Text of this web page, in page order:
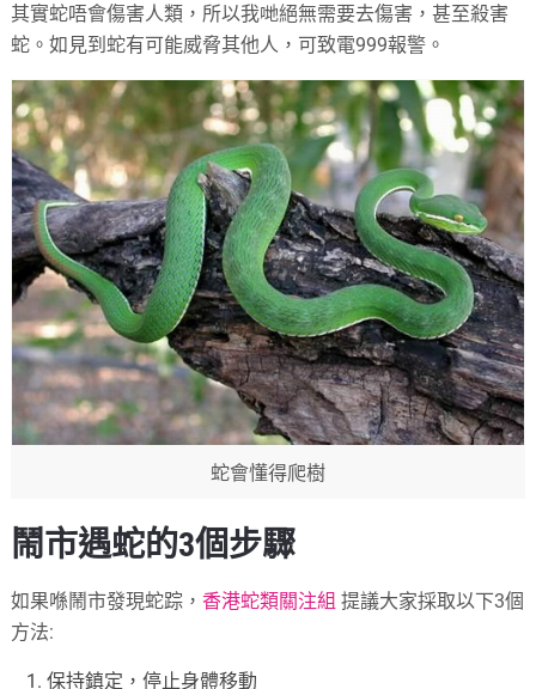
其實蛇唔會傷害人類，所以我哋絕無需要去傷害，甚至殺害
蛇。如見到蛇有可能威脅其他人，可致電999報警。
蛇會懂得爬樹
鬧市遇蛇的3個步驟
如果喺鬧市發現蛇踪，香港蛇類關注組 提議大家採取以下3個
方法:
保持鎮定，停止身體移動